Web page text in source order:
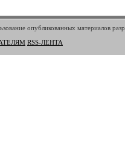
опубликованных материалов
RSS-ЛЕНТА